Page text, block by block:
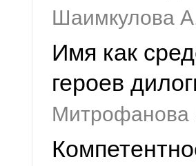
Шаимкулова
Имя как
героев
Митрофанова